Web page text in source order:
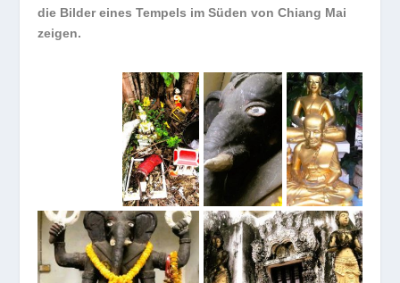
die Bilder eines Tempels im Süden von Chiang Mai
zeigen.